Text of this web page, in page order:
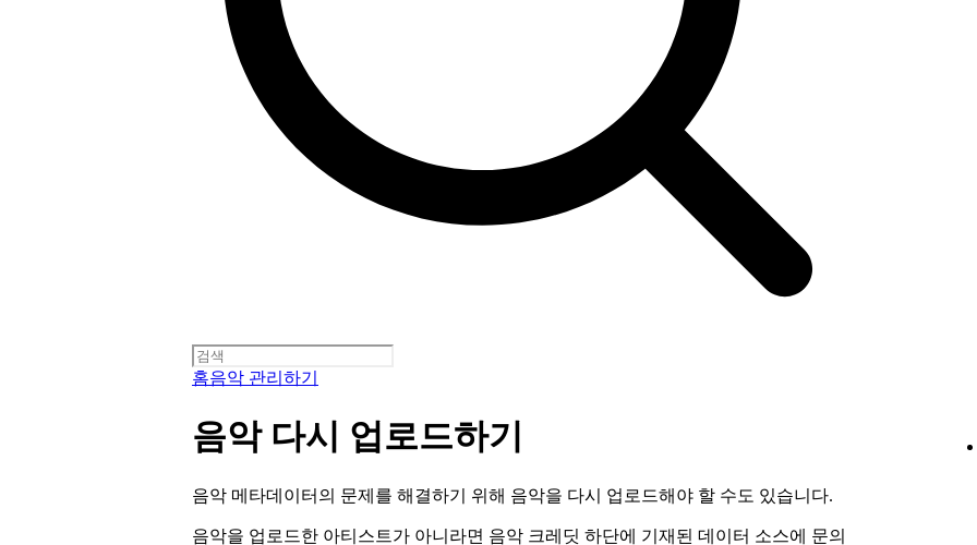
홈음악 관리하기
음악 다시 업로드하기
음악 메타데이터의 문제를 해결하기 위해 음악을 다시 업로드해야 할 수도 있습니다.
음악을 업로드한 아티스트가 아니라면 음악 크레딧 하단에 기재된 데이터 소스에 문의